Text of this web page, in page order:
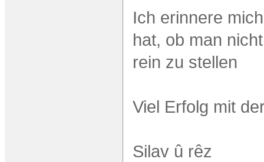
Ich erinnere
hat, ob man
rein zu stellen
Viel Erfolg mit
Silav û rêz